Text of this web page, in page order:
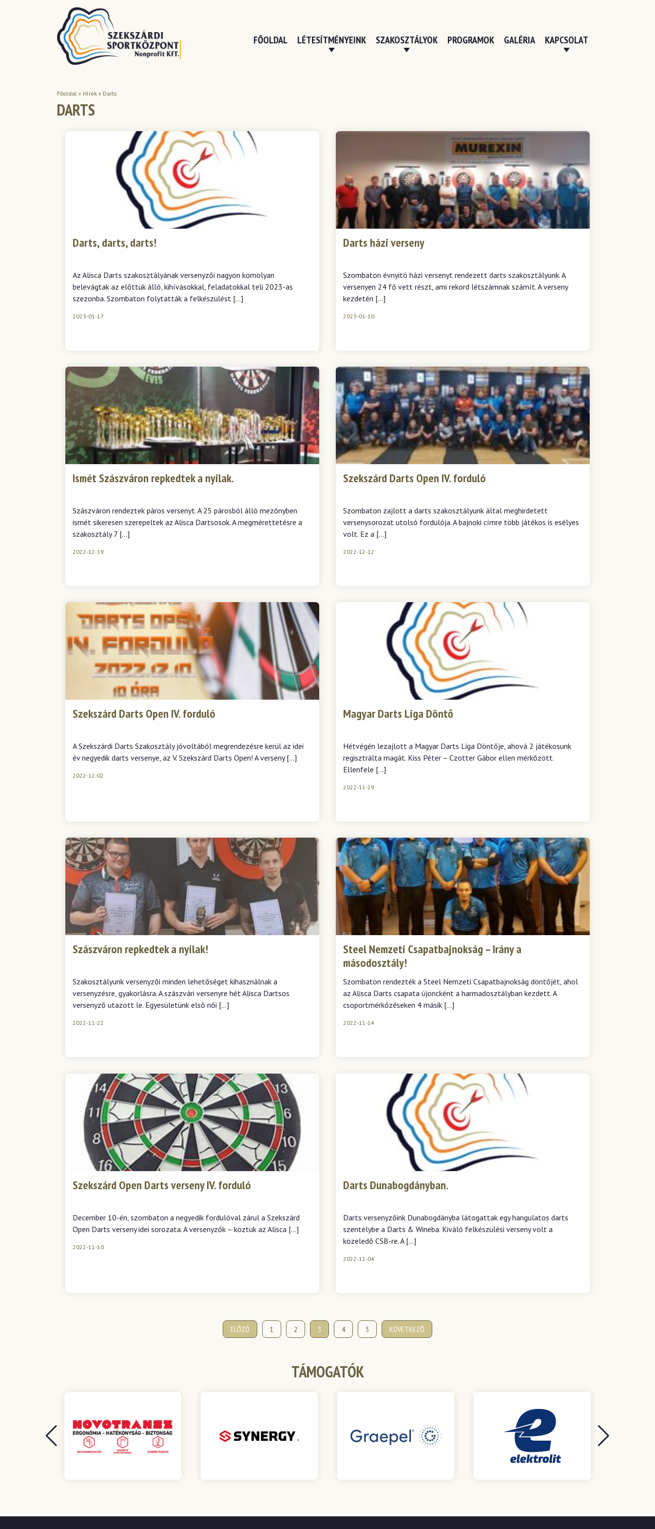
FŐOLDAL LÉTESÍTMÉNYEINK SZAKOSZTÁLYOK PROGRAMOK GALÉRIA KAPCSOLAT
Főoldal » Hírek » Darts
DARTS
Darts, darts, darts!
Az Alisca Darts szakosztályának versenyzői nagyon komolyan
belevágtak az előttük álló, kihívásokkal, feladatokkal teli 2023-as
szezonba. Szombaton folytatták a felkészülést […]
2023-01-17
Darts házi verseny
Szombaton évnyitó házi versenyt rendezett darts szakosztályunk. A
versenyen 24 fő vett részt, ami rekord létszámnak számít. A verseny
kezdetén […]
2023-01-10
Ismét Szászváron repkedtek a nyilak.
Szászváron rendeztek páros versenyt. A 25 párosból álló mezőnyben
ismét sikeresen szerepeltek az Alisca Dartsosok. A megmérettetésre a
szakosztály 7 […]
2022-12-19
Szekszárd Darts Open IV. forduló
Szombaton zajlott a darts szakosztályunk által meghirdetett
versenysorozat utolsó fordulója. A bajnoki címre több játékos is esélyes
volt. Ez a […]
2022-12-12
Szekszárd Darts Open IV. forduló
A Szekszárdi Darts Szakosztály jóvoltából megrendezésre kerül az idei
év negyedik darts versenye, az V. Szekszárd Darts Open! A verseny […]
2022-12-02
Magyar Darts Liga Döntő
Hétvégén lezajlott a Magyar Darts Liga Döntője, ahová 2 játékosunk
regisztrálta magát. Kiss Péter – Czotter Gábor ellen mérkőzött.
Ellenfele […]
2022-11-29
Szászváron repkedtek a nyilak!
Szakosztályunk versenyzői minden lehetőséget kihasználnak a
versenyzésre, gyakorlásra. A szászvári versenyre hét Alisca Dartsos
versenyző utazott le. Egyesületünk első női […]
2022-11-22
Steel Nemzeti Csapatbajnokság – Irány a
másodosztály!
Szombaton rendezték a Steel Nemzeti Csapatbajnokság döntőjét, ahol
az Alisca Darts csapata újoncként a harmadosztályban kezdett. A
csoportmérkőzéseken 4 másik […]
2022-11-14
Szekszárd Open Darts verseny IV. forduló
December 10-én, szombaton a negyedik fordulóval zárul a Szekszárd
Open Darts verseny idei sorozata. A versenyzők – köztük az Alisca […]
2022-11-10
Darts Dunabogdányban.
Darts versenyzőink Dunabogdányba látogattak egy hangulatos darts
szentélybe a Darts & Wineba. Kiváló felkészülési verseny volt a
közeledő CSB-re. A […]
2022-11-04
ELŐZŐ 1 2 3 4 5 KÖVETKEZŐ
TÁMOGATÓK